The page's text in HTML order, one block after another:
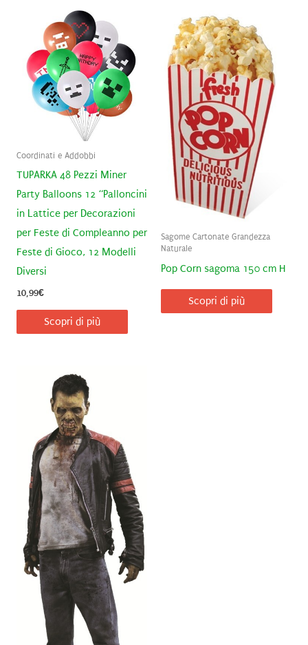
Coordinati e Addobbi
TUPARKA 48 Pezzi Miner
Party Balloons 12 “Palloncini
in Lattice per Decorazioni
per Feste di Compleanno per
Feste di Gioco, 12 Modelli
Diversi
10,99€
Scopri di più
Sagome Cartonate Grandezza
Naturale
Pop Corn sagoma 150 cm H
Scopri di più